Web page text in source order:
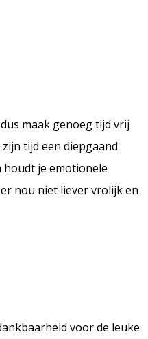
maak genoeg tijd vrij
tijd een diepgaand
je emotionele
nou niet liever vrolijk en
voor de leuke